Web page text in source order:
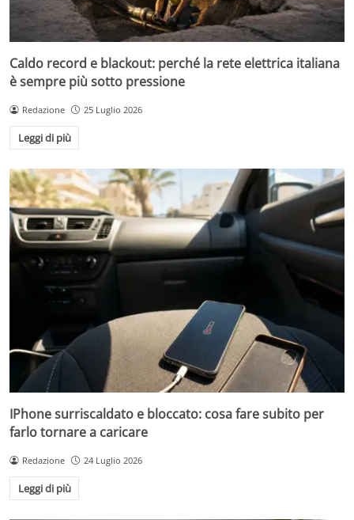
Caldo record e blackout: perché la rete elettrica italiana
è sempre più sotto pressione
Redazione 25 Luglio 2026
Leggi di più
IPhone surriscaldato e bloccato: cosa fare subito per
farlo tornare a caricare
Redazione 24 Luglio 2026
Leggi di più